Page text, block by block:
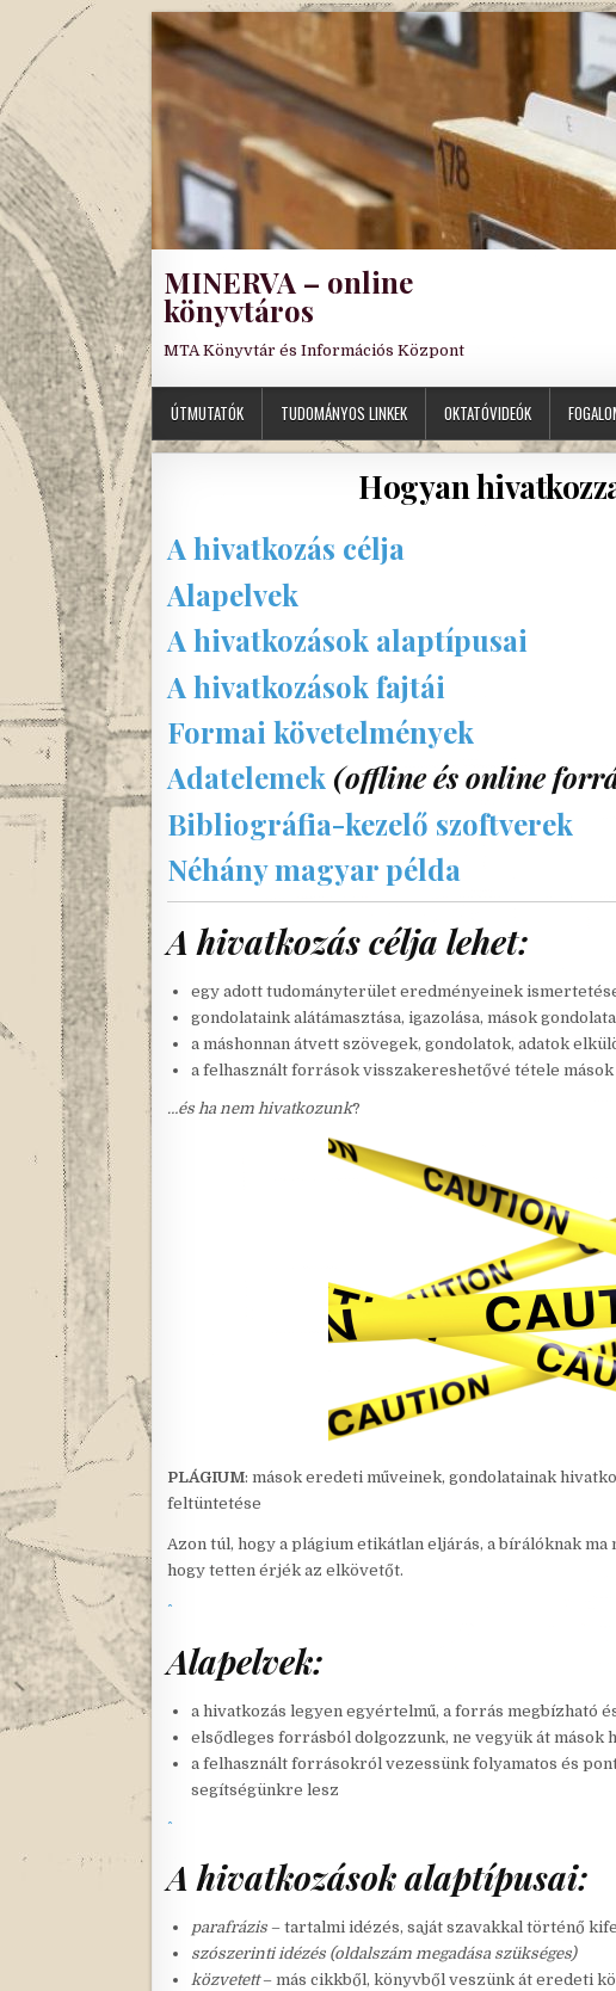
content
MINERVA – online
könyvtáros
MTA Könyvtár és Információs Központ
ÚTMUTATÓK TUDOMÁNYOS LINKEK OKTATÓVIDEÓK
Hogyan
A hivatkozás célja
Alapelvek
A hivatkozások alaptípusai
A hivatkozások fajtái
Formai követelmények
Adatelemek(offline és online
Bibliográfia-kezelő szoftverek
Néhány magyar példa
A hivatkozás célja lehet:
egy adott tudományterület eredményeinek
gondolataink alátámasztása, igazolása, mások
a máshonnan átvett szövegek, gondolatok, adatok
a felhasznált források visszakereshetővé tétele mások
…és ha nem hivatkozunk?
PLÁGIUM: mások eredeti műveinek, gondolatainak
feltüntetése
Azon túl, hogy a plágium etikátlan eljárás, a bírálóknak ma
hogy tetten érjék az elkövetőt.
Alapelvek:
a hivatkozás legyen egyértelmű, a forrás megbízható
elsődleges forrásból dolgozzunk, ne vegyük át mások
a felhasznált forrásokról vezessünk folyamatos és
segítségünkre lesz
A hivatkozások alaptípusai:
parafrázis – tartalmi idézés, saját szavakkal történő
szószerinti idézés (oldalszám megadása szükséges)
közvetett– más cikkből, könyvből veszünk át eredeti